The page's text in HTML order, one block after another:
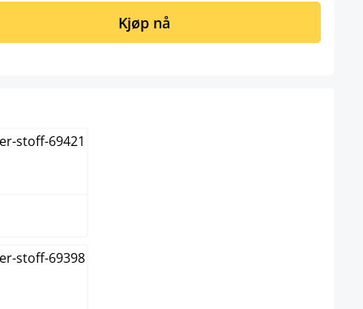
ønsket mengde eller bruk
Kjøp nå